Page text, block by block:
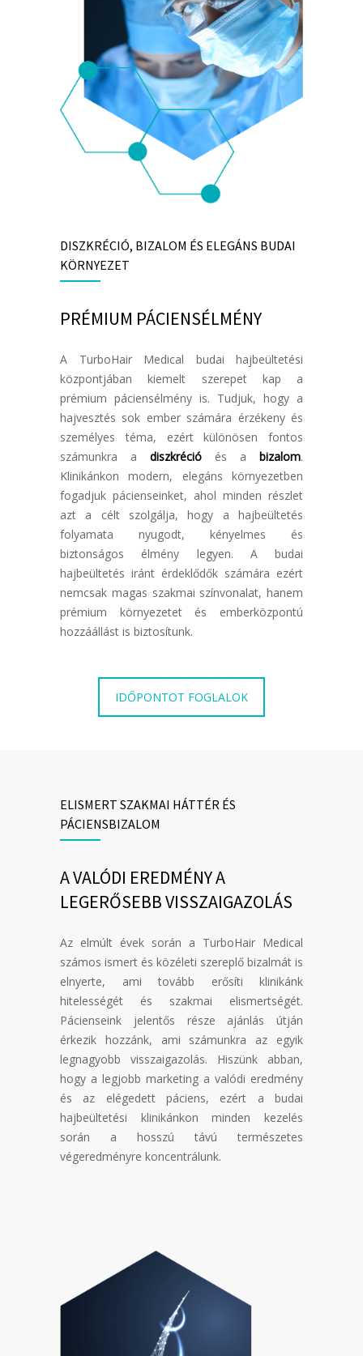
DISZKRÉCIÓ, BIZALOM ÉS ELEGÁNS BUDAI
KÖRNYEZET
PRÉMIUM PÁCIENSÉLMÉNY
A TurboHair Medical budai hajbeültetési
központjában kiemelt szerepet kap a
prémium páciensélmény is. Tudjuk, hogy a
hajvesztés sok ember számára érzékeny és
személyes téma, ezért különösen fontos
számunkra a diszkréció és a bizalom.
Klinikánkon modern, elegáns környezetben
fogadjuk pácienseinket, ahol minden részlet
azt a célt szolgálja, hogy a hajbeültetés
folyamata nyugodt, kényelmes és
biztonságos élmény legyen. A budai
hajbeültetés iránt érdeklődők számára ezért
nemcsak magas szakmai színvonalat, hanem
prémium környezetet és emberközpontú
hozzáállást is biztosítunk.
IDŐPONTOT FOGLALOK
ELISMERT SZAKMAI HÁTTÉR ÉS
PÁCIENSBIZALOM
A VALÓDI EREDMÉNY A
LEGERŐSEBB VISSZAIGAZOLÁS
Az elmúlt évek során a TurboHair Medical
számos ismert és közéleti szereplő bizalmát is
elnyerte, ami tovább erősíti klinikánk
hitelességét és szakmai elismertségét.
Pácienseink jelentős része ajánlás útján
érkezik hozzánk, ami számunkra az egyik
legnagyobb visszaigazolás. Hiszünk abban,
hogy a legjobb marketing a valódi eredmény
és az elégedett páciens, ezért a budai
hajbeültetési klinikánkon minden kezelés
során a hosszú távú természetes
végeredményre koncentrálunk.